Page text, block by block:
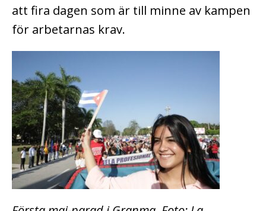
att fira dagen som är till minne av kampen
för arbetarnas krav.